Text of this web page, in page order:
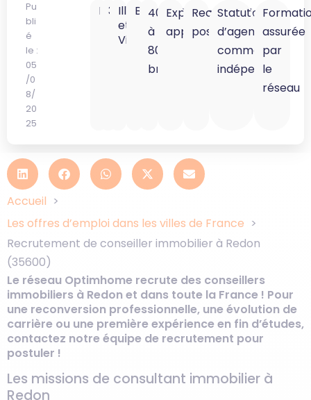
Accueil
Les offres d’emploi dans les villes de France
Recrutement de conseiller immobilier à Redon
(35600)
Le réseau Optimhome recrute des conseillers
immobiliers à Redon et dans toute la France ! Pour
une reconversion professionnelle, une évolution de
carrière ou une première expérience en fin d’études,
contactez notre équipe de recrutement pour
postuler !
Les missions de consultant immobilier à
Redon
Pu
bli
é
le :
05
/0
8/
20
25
Redon
35600
Ille-
et-
Vilaine
Bretagne
40K
à
80K
brut
Expérience
appréciée
Reconversion
possible
Statut
d’agent
commercial
indépendant
assurée
par
le
réseau